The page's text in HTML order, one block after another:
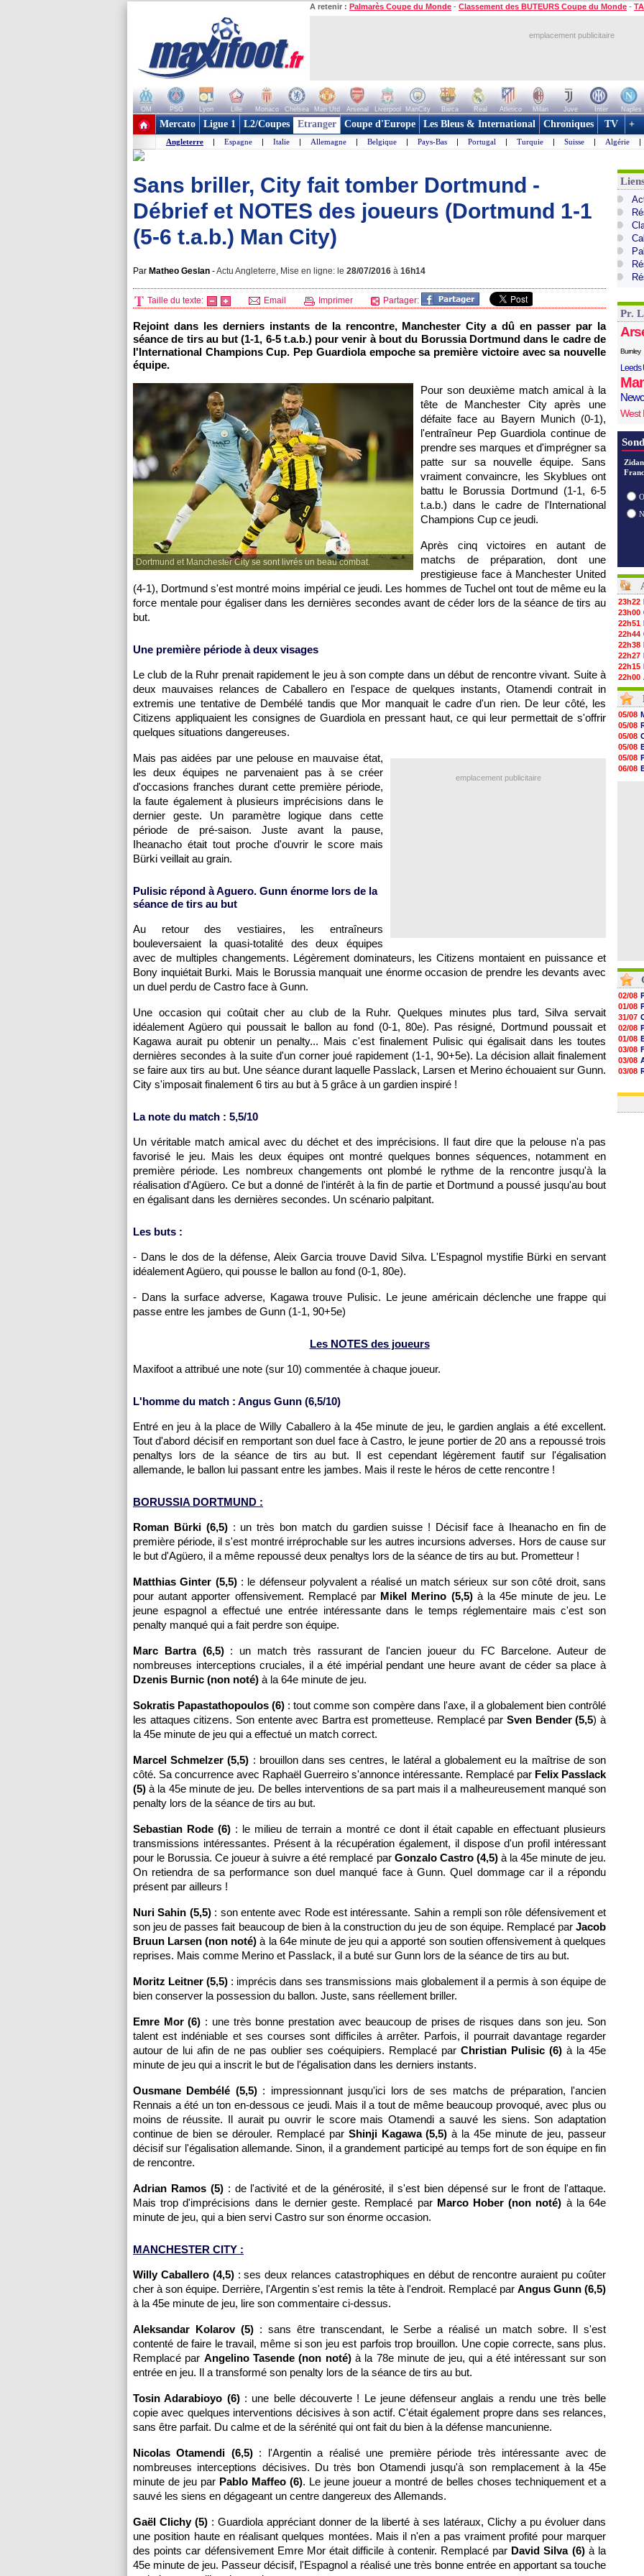
A retenir : Palmarès Coupe du Monde - Classement des BUTEURS Coupe du Monde -
emplacement publicitaire
OM PSG Lyon Lille Monaco Chelsea Man Utd Arsenal Liverpool ManCity Barca Real Atletico Milan Juve Inter Naples
+ de clubs
Mercato Ligue 1 L2/Coupes Etranger Coupe d'Europe Les Bleus & International Chroniques TV +
Angleterre | Espagne | Italie | Allemagne | Belgique | Pays-Bas | Portugal | Turquie | Suisse | Algérie |
Sans briller, City fait tomber Dortmund -
Débrief et NOTES des joueurs (Dortmund 1-1
(5-6 t.a.b.) Man City)
Par Matheo Geslan -Actu Angleterre, Mise en ligne: le 28/07/2016 à 16h14
Taille du texte: Email Imprimer Partager:
Rejoint dans les derniers instants de la rencontre, Manchester City a dû en passer par la
séance de tirs au but (1-1, 6-5 t.a.b.) pour venir à bout du Borussia Dortmund dans le cadre de
l'International Champions Cup. Pep Guardiola empoche sa première victoire avec sa nouvelle
équipe.
Dortmund et Manchester City se sont livrés un beau combat.
Pour son deuxième match amical à la
tête de Manchester City après une
défaite face au Bayern Munich (0-1),
l'entraîneur Pep Guardiola continue de
prendre ses marques et d'imprégner sa
patte sur sa nouvelle équipe. Sans
vraiment convaincre, les Skyblues ont
battu le Borussia Dortmund (1-1, 6-5
t.a.b.) dans le cadre de l'International
Champions Cup ce jeudi.
Après cinq victoires en autant de
matchs de préparation, dont une
prestigieuse face à Manchester United
(4-1), Dortmund s'est montré moins impérial ce jeudi. Les hommes de Tuchel ont tout de même eu la
force mentale pour égaliser dans les dernières secondes avant de céder lors de la séance de tirs au
but.
Une première période à deux visages
Le club de la Ruhr prenait rapidement le jeu à son compte dans un début de rencontre vivant. Suite à
deux mauvaises relances de Caballero en l'espace de quelques instants, Otamendi contrait in
extremis une tentative de Dembélé tandis que Mor manquait le cadre d'un rien. De leur côté, les
Citizens appliquaient les consignes de Guardiola en pressant haut, ce qui leur permettait de s'offrir
quelques situations dangereuses.
emplacement publicitaire
Mais pas aidées par une pelouse en mauvaise état,
les deux équipes ne parvenaient pas à se créer
d'occasions franches durant cette première période,
la faute également à plusieurs imprécisions dans le
dernier geste. Un paramètre logique dans cette
période de pré-saison. Juste avant la pause,
Iheanacho était tout proche d'ouvrir le score mais
Bürki veillait au grain.
Pulisic répond à Aguero. Gunn énorme lors de la
séance de tirs au but
Au retour des vestiaires, les entraîneurs
bouleversaient la quasi-totalité des deux équipes
avec de multiples changements. Légèrement dominateurs, les Citizens montaient en puissance et
Bony inquiétait Burki. Mais le Borussia manquait une énorme occasion de prendre les devants avec
un duel perdu de Castro face à Gunn.
Une occasion qui coûtait cher au club de la Ruhr. Quelques minutes plus tard, Silva servait
idéalement Agüero qui poussait le ballon au fond (0-1, 80e). Pas résigné, Dortmund poussait et
Kagawa aurait pu obtenir un penalty... Mais c'est finalement Pulisic qui égalisait dans les toutes
dernières secondes à la suite d'un corner joué rapidement (1-1, 90+5e). La décision allait finalement
se faire aux tirs au but. Une séance durant laquelle Passlack, Larsen et Merino échouaient sur Gunn.
City s'imposait finalement 6 tirs au but à 5 grâce à un gardien inspiré !
La note du match : 5,5/10
Un véritable match amical avec du déchet et des imprécisions. Il faut dire que la pelouse n'a pas
favorisé le jeu. Mais les deux équipes ont montré quelques bonnes séquences, notamment en
première période. Les nombreux changements ont plombé le rythme de la rencontre jusqu'à la
réalisation d'Agüero. Ce but a donné de l'intérêt à la fin de partie et Dortmund a poussé jusqu'au bout
en égalisant dans les dernières secondes. Un scénario palpitant.
Les buts :
- Dans le dos de la défense, Aleix Garcia trouve David Silva. L'Espagnol mystifie Bürki en servant
idéalement Agüero, qui pousse le ballon au fond (0-1, 80e).
- Dans la surface adverse, Kagawa trouve Pulisic. Le jeune américain déclenche une frappe qui
passe entre les jambes de Gunn (1-1, 90+5e)
Les NOTES des joueurs
Maxifoot a attribué une note (sur 10) commentée à chaque joueur.
L'homme du match : Angus Gunn (6,5/10)
Entré en jeu à la place de Willy Caballero à la 45e minute de jeu, le gardien anglais a été excellent.
Tout d'abord décisif en remportant son duel face à Castro, le jeune portier de 20 ans a repoussé trois
penaltys lors de la séance de tirs au but. Il est cependant légèrement fautif sur l'égalisation
allemande, le ballon lui passant entre les jambes. Mais il reste le héros de cette rencontre !
BORUSSIA DORTMUND :
Roman Bürki (6,5): un très bon match du gardien suisse ! Décisif face à Iheanacho en fin de
première période, il s'est montré irréprochable sur les autres incursions adverses. Hors de cause sur
le but d'Agüero, il a même repoussé deux penaltys lors de la séance de tirs au but. Prometteur !
Matthias Ginter (5,5): le défenseur polyvalent a réalisé un match sérieux sur son côté droit, sans
pour autant apporter offensivement. Remplacé par Mikel Merino (5,5)à la 45e minute de jeu. Le
jeune espagnol a effectué une entrée intéressante dans le temps réglementaire mais c'est son
penalty manqué qui a fait perdre son équipe.
Marc Bartra (6,5): un match très rassurant de l'ancien joueur du FC Barcelone. Auteur de
nombreuses interceptions cruciales, il a été impérial pendant une heure avant de céder sa place à
Dzenis Burnic (non noté) à la 64e minute de jeu.
Sokratis Papastathopoulos (6) : tout comme son compère dans l'axe, il a globalement bien contrôlé
les attaques citizens. Son entente avec Bartra est prometteuse. Remplacé parSven Bender (5,5) à
la 45e minute de jeu qui a effectué un match correct.
Marcel Schmelzer (5,5) : brouillon dans ses centres, le latéral a globalement eu la maîtrise de son
côté. Sa concurrence avec Raphaël Guerreiro s'annonce intéressante. Remplacé par Felix Passlack
(5)à la 45e minute de jeu. De belles interventions de sa part mais il a malheureusement manqué son
penalty lors de la séance de tirs au but.
Sebastian Rode (6) : le milieu de terrain a montré ce dont il était capable en effectuant plusieurs
transmissions intéressantes. Présent à la récupération également, il dispose d'un profil intéressant
pour le Borussia. Ce joueur à suivre a été remplacé par Gonzalo Castro (4,5) à la 45e minute de jeu.
On retiendra de sa performance son duel manqué face à Gunn. Quel dommage car il a répondu
présent par ailleurs !
Nuri Sahin (5,5): son entente avec Rode est intéressante. Sahin a rempli son rôle défensivement et
son jeu de passes fait beaucoup de bien à la construction du jeu de son équipe. Remplacé par Jacob
Bruun Larsen (non noté)à la 64e minute de jeu qui a apporté son soutien offensivement à quelques
reprises. Mais comme Merino et Passlack, il a buté sur Gunn lors de la séance de tirs au but.
Moritz Leitner (5,5) : imprécis dans ses transmissions mais globalement il a permis à son équipe de
bien conserver la possession du ballon. Juste, sans réellement briller.
Emre Mor (6) : une très bonne prestation avec beaucoup de prises de risques dans son jeu. Son
talent est indéniable et ses courses sont difficiles à arrêter. Parfois, il pourrait davantage regarder
autour de lui afin de ne pas oublier ses coéquipiers. Remplacé par Christian Pulisic (6) à la 45e
minute de jeu qui a inscrit le but de l'égalisation dans les derniers instants.
Ousmane Dembélé (5,5): impressionnant jusqu'ici lors de ses matchs de préparation, l'ancien
Rennais a été un ton en-dessous ce jeudi. Mais il a tout de même beaucoup provoqué, avec plus ou
moins de réussite. Il aurait pu ouvrir le score mais Otamendi a sauvé les siens. Son adaptation
continue de bien se dérouler. Remplacé par Shinji Kagawa (5,5)à la 45e minute de jeu, passeur
décisif sur l'égalisation allemande. Sinon, il a grandement participé au temps fort de son équipe en fin
de rencontre.
Adrian Ramos (5): de l'activité et de la générosité, il s'est bien dépensé sur le front de l'attaque.
Mais trop d'imprécisions dans le dernier geste. Remplacé par Marco Hober (non noté) à la 64e
minute de jeu, qui a bien servi Castro sur son énorme occasion.
MANCHESTER CITY :
Willy Caballero (4,5): ses deux relances catastrophiques en début de rencontre auraient pu coûter
cher à son équipe. Derrière, l'Argentin s'est remis la tête à l'endroit. Remplacé par Angus Gunn (6,5)
à la 45e minute de jeu, lire son commentaire ci-dessus.
Aleksandar Kolarov (5): sans être transcendant, le Serbe a réalisé un match sobre. Il s'est
contenté de faire le travail, même si son jeu est parfois trop brouillon. Une copie correcte, sans plus.
Remplacé par Angelino Tasende (non noté)à la 78e minute de jeu, qui a été intéressant sur son
entrée en jeu. Il a transformé son penalty lors de la séance de tirs au but.
Tosin Adarabioyo (6): une belle découverte ! Le jeune défenseur anglais a rendu une très belle
copie avec quelques interventions décisives à son actif. C'était également propre dans ses relances,
sans être parfait. Du calme et de la sérénité qui ont fait du bien à la défense mancunienne.
Nicolas Otamendi (6,5): l'Argentin a réalisé une première période très intéressante avec de
nombreuses interceptions décisives. Du très bon Otamendi jusqu'à son remplacement à la 45e
minute de jeu par Pablo Maffeo (6). Le jeune joueur a montré de belles choses techniquement et a
sauvé les siens en dégageant un centre dangereux des Allemands.
Gaël Clichy (5) : Guardiola appréciant donner de la liberté à ses latéraux, Clichy a pu évoluer dans
une position haute en réalisant quelques montées. Mais il n'en a pas vraiment profité pour marquer
des points car défensivement Emre Mor était difficile à contenir. Remplacé par David Silva (6)à la
45e minute de jeu. Passeur décisif, l'Espagnol a réalisé une très bonne entrée en apportant sa touche
Pr.
Burnley
Leeds
West
23h22
23h00
22h51
22h44
22h38
22h27
22h15
22h00
21h48
21h39
21h26
21h05
20h47
20h30
20h18
20h04
19h47
05/08
05/08
05/08
05/08
05/08
06/08
02/08
01/08
31/07
02/08
01/08
03/08
03/08
03/08
31/07